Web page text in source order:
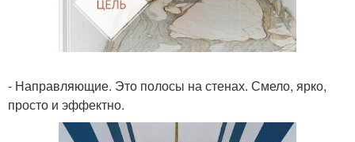
- Направляющие. Это полосы на стенах. Смело, ярко,
просто и эффектно.